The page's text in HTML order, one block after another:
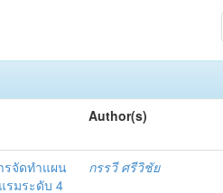
Author(s)
รจัดทำแผน
รมระดับ 4
กรรวี ศรีวิชัย